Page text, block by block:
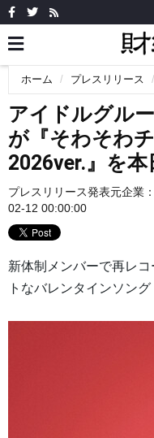
ホーム プレスリリース
アイドルグル
が『そわそわ
2026ver.』を本
プレスリリース発表元企業：
02-12 00:00:00
新体制メンバーで再レ
トなバレンタインソング